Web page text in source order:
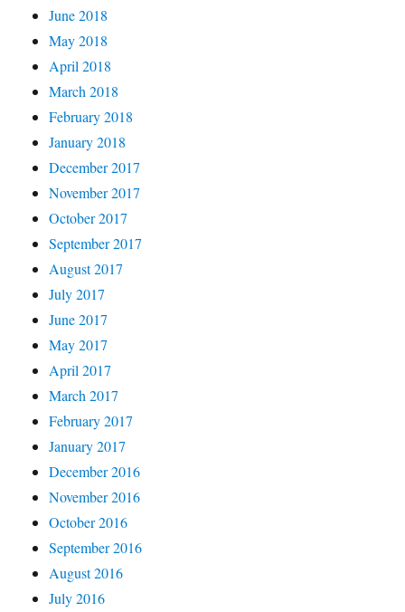
June 2018
May 2018
April 2018
March 2018
February 2018
January 2018
December 2017
November 2017
October 2017
September 2017
August 2017
July 2017
June 2017
May 2017
April 2017
March 2017
February 2017
January 2017
December 2016
November 2016
October 2016
September 2016
August 2016
July 2016